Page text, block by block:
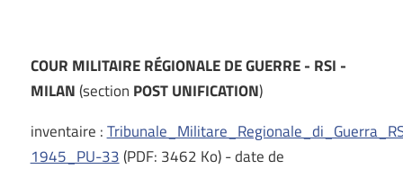
COUR MILITAIRE RÉGIONALE DE GUERRE - RSI -
MILAN(section POST UNIFICATION)
inventaire :
1945_PU-33(PDF: 3462 Ko) - date de